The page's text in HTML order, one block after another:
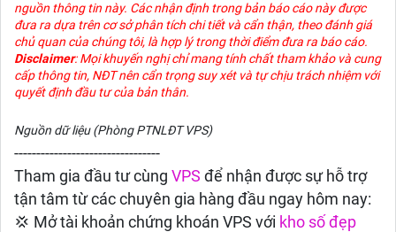
nguồn thông tin này. Các nhận định trong bản báo cáo này được
đưa ra dựa trên cơ sở phân tích chi tiết và cẩn thận, theo đánh giá
chủ quan của chúng tôi, là hợp lý trong thời điểm đưa ra báo cáo.
Disclaimer: Mọi khuyến nghị chỉ mang tính chất tham khảo và cung
cấp thông tin, NĐT nên cẩn trọng suy xét và tự chịu trách nhiệm với
quyết định đầu tư của bản thân.
Nguồn dữ liệu (Phòng PTNLĐT VPS)
---------------------------------
Tham gia đầu tư cùng VPS để nhận được sự hỗ trợ
tận tâm từ các chuyên gia hàng đầu ngay hôm nay:
💢 Mở tài khoản chứng khoán VPS với kho số đẹp